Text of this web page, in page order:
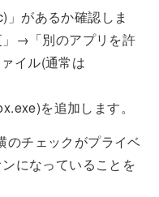
があるか確認しま
→「別のアプリを許
イル(通常は
を追加します。
のチェックがプライベ
になっていることを